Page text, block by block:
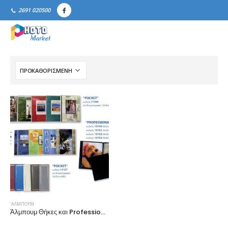
2691 020500
'ΑΛΜΠΟΥΜ
Άλμπουμ Θήκες και Professional Books